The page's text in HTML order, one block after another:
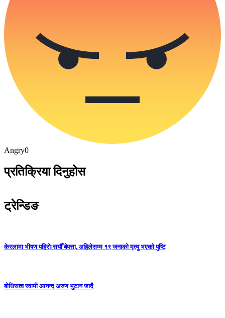
Angry0
प्रतिक्रिया दिनुहोस
ट्रेन्डिङ
केरलामा भीषण पहिरोःसयौँ बेपत्ता, अहिलेसम्म १९ जनाको मृत्यु भएको पुष्टि
बोधिसत्व स्वामी आनन्द अरुण भुटान जादै